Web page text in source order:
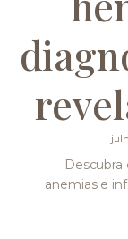
Descubra
anemias e